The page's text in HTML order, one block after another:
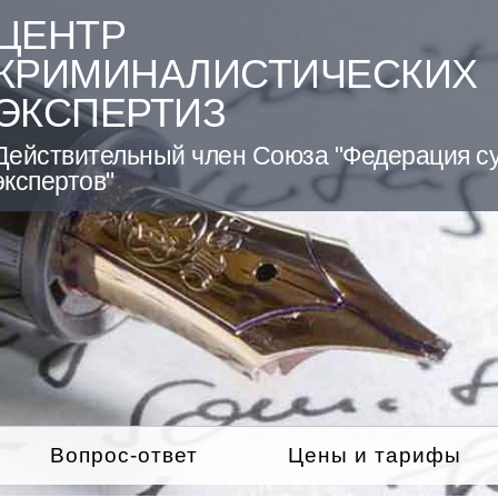
член Союза "Федерация
Вопрос-ответ Цены и тарифы